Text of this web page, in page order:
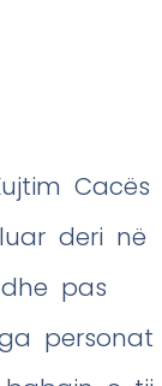
Cacës
deri në
pas
personat